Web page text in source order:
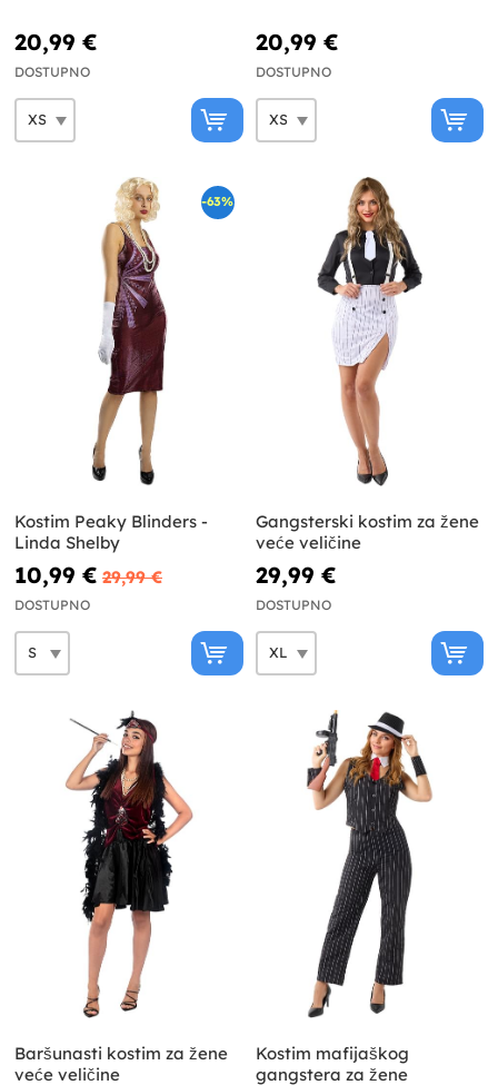
20,99 €
DOSTUPNO
20,99 €
DOSTUPNO
-63%
Kostim Peaky Blinders -
Linda Shelby
10,99 € 29,99 €
DOSTUPNO
Gangsterski kostim za žene
veće veličine
29,99 €
DOSTUPNO
Baršunasti kostim za žene
veće veličine
Kostim mafijaškog
gangstera za žene